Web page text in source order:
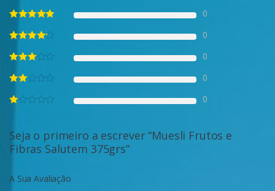
0
0
0
0
0
Seja o primeiro a escrever “Muesli Frutos e
Fibras Salutem 375grs”
A Sua Avaliação